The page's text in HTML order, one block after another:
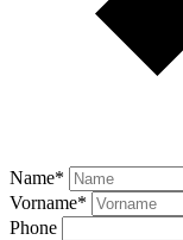
Name*
Vorname*
Phone